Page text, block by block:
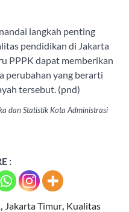
langkah penting
pendidikan di Jakarta
PPPK dapat memberikan
perubahan yang berarti
tersebut. (pnd)
dan Statistik Kota Administrasi
:
, Jakarta Timur, Kualitas